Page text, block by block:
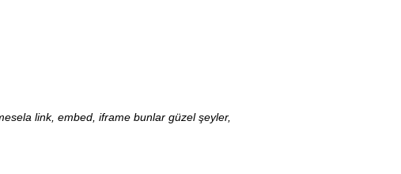
link, embed, iframe bunlar güzel şeyler,